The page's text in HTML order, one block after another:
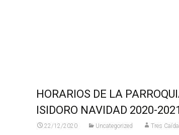
HORARIOS DE LA
ISIDORO NAVIDAD 2020-2021
22/12/2020 Uncategorized Tres